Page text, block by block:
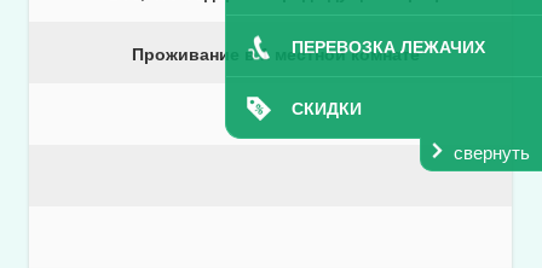
ПЕРЕВОЗКА ЛЕЖАЧИХ
СКИДКИ
свернуть
Проживание в 1 местной комнате